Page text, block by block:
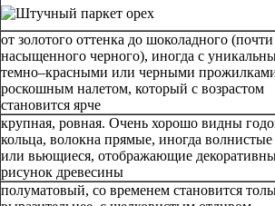
от золотого оттенка до шоколадного (почти
насыщенного черного), иногда с
темно–красными или черными
роскошным налетом, который с возрастом
становится ярче
крупная, ровная. Очень хорошо видны
кольца, волокна прямые, иногда волнистые
или вьющиеся, отображающие
рисунок древесины
полуматовый, со временем становится